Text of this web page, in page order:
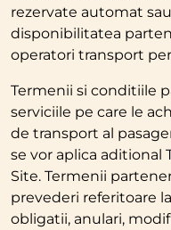
rezervate automat
disponibilitatea
operatori transport
Termenii si conditiile
serviciile pe care le
de transport al
se vor aplica aditional
Site. Termenii
prevederi referitoare
obligatii, anulari,